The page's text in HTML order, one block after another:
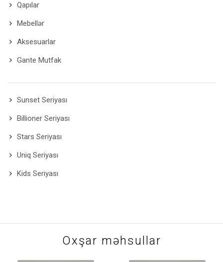
Qapılar
Mebellər
Aksesuarlar
Gante Mutfak
Sunset Seriyası
Billioner Seriyası
Stars Seriyası
Uniq Seriyası
Kids Seriyası
Oxşar məhsullar